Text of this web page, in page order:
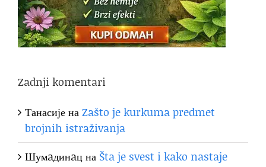
Zadnji komentari
ТанасијенаZašto je kurkuma predmet
brojnih istraživanja
Шумaдинaцна Šta je svest i kako nastaje